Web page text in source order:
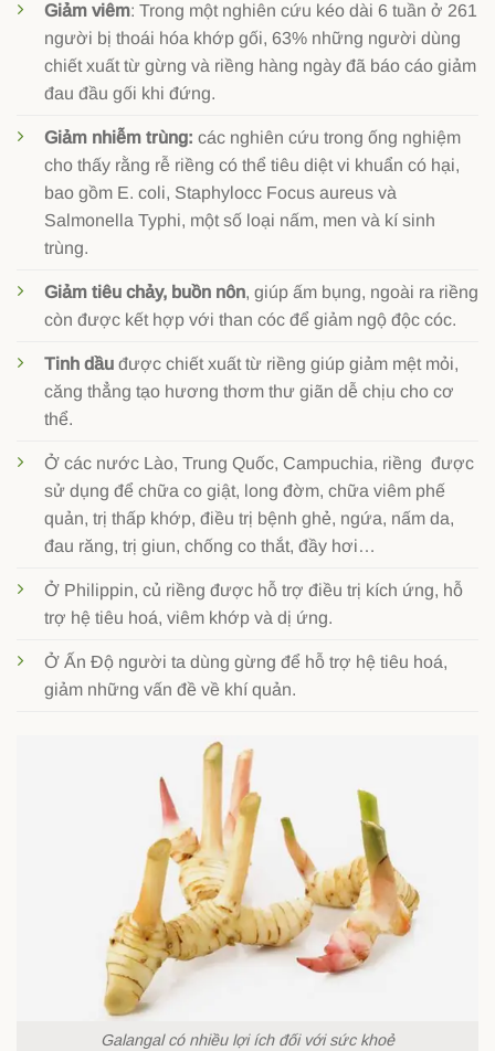
Giảm viêm: Trong một nghiên cứu kéo dài 6 tuần ở 261
người bị thoái hóa khớp gối, 63% những người dùng
chiết xuất từ ​​gừng và riềng hàng ngày đã báo cáo giảm
đau đầu gối khi đứng.
Giảm nhiễm trùng: các nghiên cứu trong ống nghiệm
cho thấy rằng rễ riềng có thể tiêu diệt vi khuẩn có hại,
bao gồm E. coli, Staphylocc Focus aureus và
Salmonella Typhi, một số loại nấm, men và kí sinh
trùng.
Giảm tiêu chảy, buồn nôn, giúp ấm bụng, ngoài ra riềng
còn được kết hợp với than cóc để giảm ngộ độc cóc.
Tinh dầu được chiết xuất từ riềng giúp giảm mệt mỏi,
căng thẳng tạo hương thơm thư giãn dễ chịu cho cơ
thể.
Ở các nước Lào, Trung Quốc, Campuchia, riềng được
sử dụng để chữa co giật, long đờm, chữa viêm phế
quản, trị thấp khớp, điều trị bệnh ghẻ, ngứa, nấm da,
đau răng, trị giun, chống co thắt, đầy hơi…
Ở Philippin, củ riềng được hỗ trợ điều trị kích ứng, hỗ
trợ hệ tiêu hoá, viêm khớp và dị ứng.
Ở Ấn Độ người ta dùng gừng để hỗ trợ hệ tiêu hoá,
giảm những vấn đề về khí quản.
Galangal có nhiều lợi ích đối với sức khoẻ